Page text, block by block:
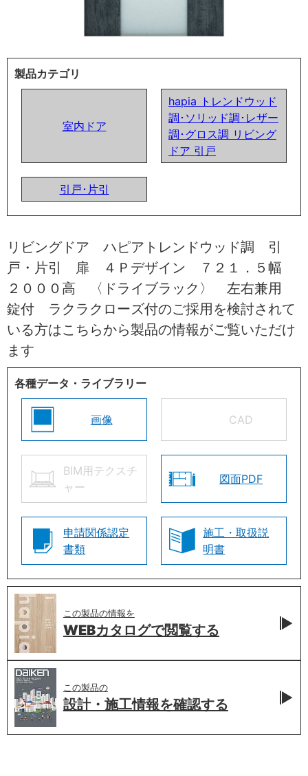
製品カテゴリ
室内ドア
hapia トレンドウッド
調･ソリッド調･レザー
調･グロス調 リビング
ドア 引戸
引戸･片引
リビングドア ハピアトレンドウッド調 引
戸・片引 扉 ４Ｐデザイン ７２１．５幅
２０００高 〈ドライブラック〉 左右兼用
錠付 ラクラクローズ付のご採用を検討されて
いる方はこちらから製品の情報がご覧いただけ
ます
各種データ・ライブラリー
画像 CAD
BIM用テクスチ
ャー
図面PDF
申請関係認定
書類
施工・取扱説
明書
この製品の情報を
WEBカタログで閲覧する
この製品の
設計・施工情報を確認する